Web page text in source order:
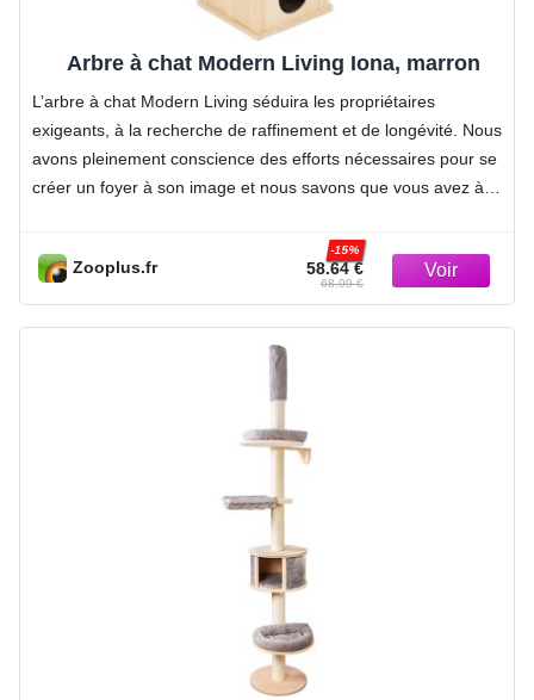
Arbre à chat Modern Living Iona, marron
L’arbre à chat Modern Living séduira les propriétaires
exigeants, à la recherche de raffinement et de longévité. Nous
avons pleinement conscience des efforts nécessaires pour se
créer un foyer à son image et nous savons que vous avez à
Zooplus.fr 58.64 €
-15%
68.99 €